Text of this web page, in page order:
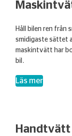
Håll bilen ren från
smidigaste sättet
maskintvätt har
bil.
Läs mer– Maskintvätt
Handtvätt